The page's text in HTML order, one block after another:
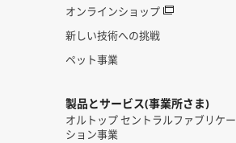
オンラインショップ
新しい技術への挑戦
ペット事業
製品とサービス(事業所さま)
オルトップ セントラルファブリケー
ション事業